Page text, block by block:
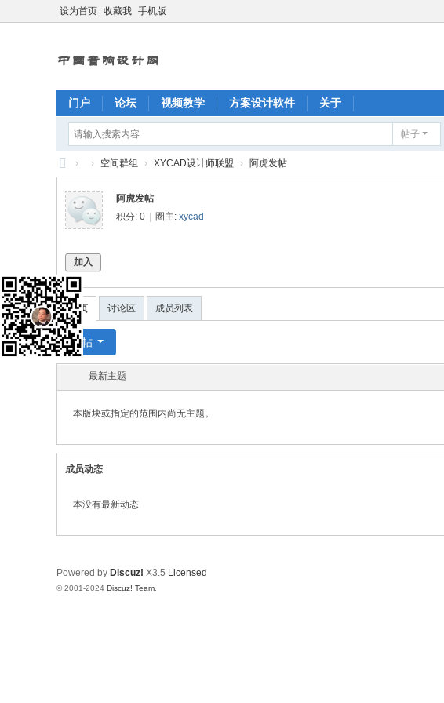
设为首页 收藏我 手机版
门户 论坛 视频教学 方案设计软件 关于
帖子
Y
C
A
D
中
国
音
响
设
› › 空间群组 › XYCAD设计师联盟 › 阿虎发帖
阿虎发帖
积分: 0 圈主: xycad
加入
首页 讨论区 成员列表
发帖
最新主题
本版块或指定的范围内尚无主题。
成员动态
本没有最新动态
Powered by Discuz! X3.5 Licensed
© 2001-2024 Discuz! Team